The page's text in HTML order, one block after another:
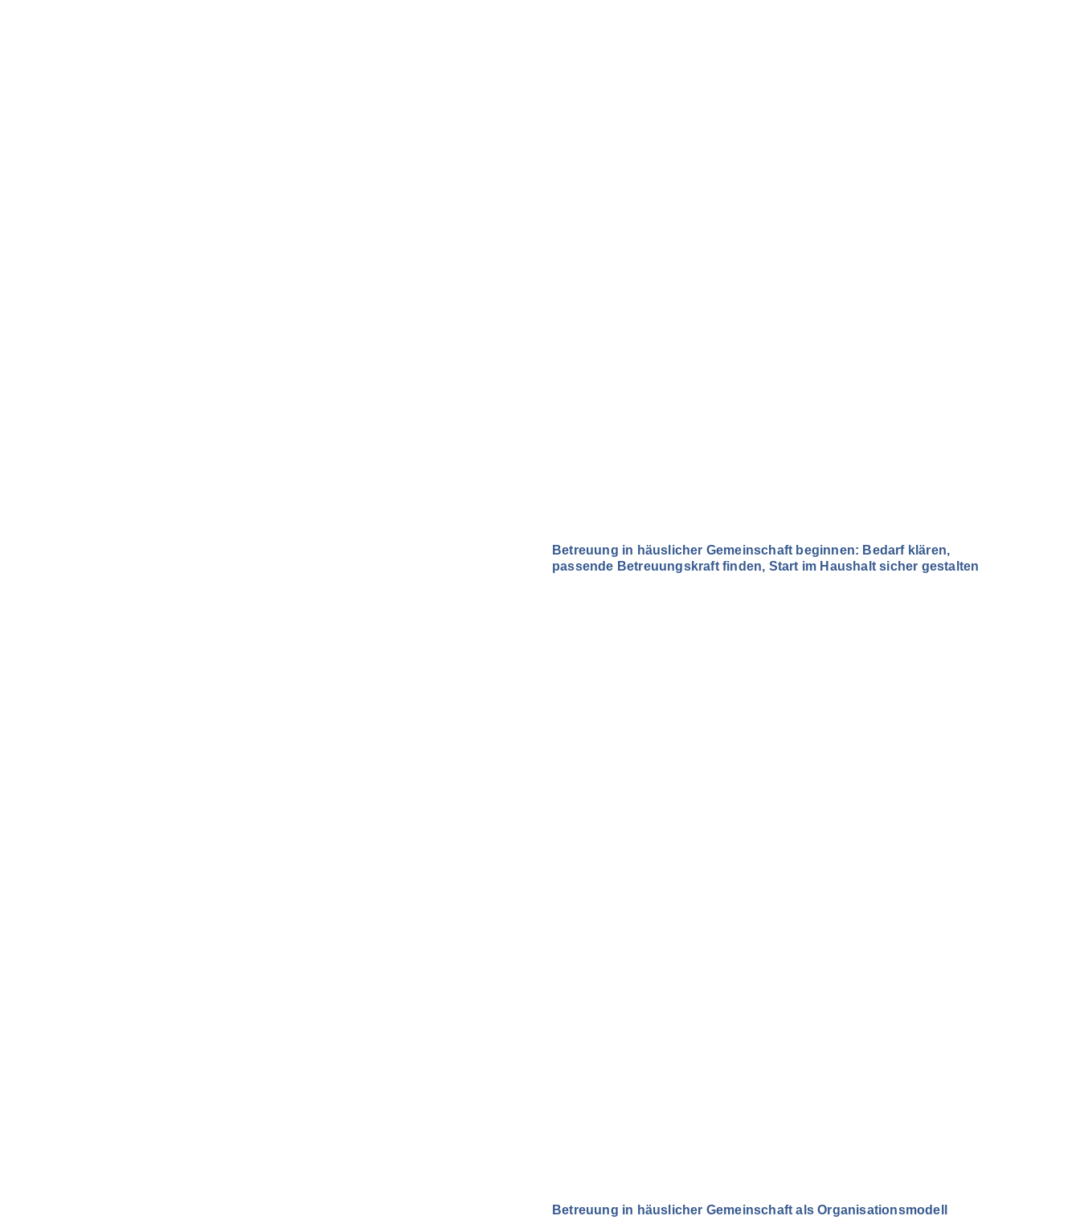
Betreuung in häuslicher Gemeinschaft beginnen: Bedarf klären,
passende Betreuungskraft finden, Start im Haushalt sicher gestalten
Betreuung in häuslicher Gemeinschaft als Organisationsmodell